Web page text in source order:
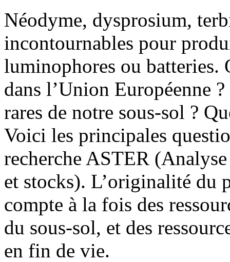
Néodyme, dysprosium,
incontournables pour
luminophores ou batteries.
dans l’Union Européenne
rares de notre sous-sol ?
Voici les principales
recherche ASTER
et stocks). L’originalité du
compte à la fois des
du sous-sol, et des
en fin de vie.